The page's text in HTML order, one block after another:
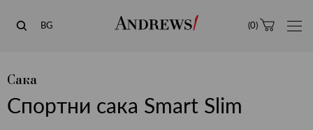
Andrews
BG (0)
Сака
Спортни сака Smart Slim